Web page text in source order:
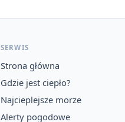
SERWIS
Strona główna
Gdzie jest ciepło?
Najcieplejsze morze
Alerty pogodowe